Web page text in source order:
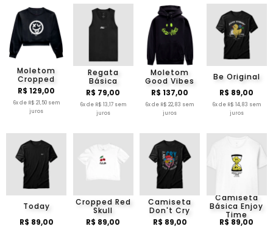
Moletom
Cropped
R$ 129,00
6x de R$ 21,50 sem
juros
Regata
Básica
R$ 79,00
6x de R$ 13,17 sem
juros
Moletom
Good Vibes
R$ 137,00
6x de R$ 22,83 sem
juros
Be Original
R$ 89,00
6x de R$ 14,83 sem
juros
Today
R$ 89,00
Cropped Red
Skull
R$ 89,00
Camiseta
Don't Cry
R$ 89,00
Camiseta
Básica Enjoy
Time
R$ 89,00